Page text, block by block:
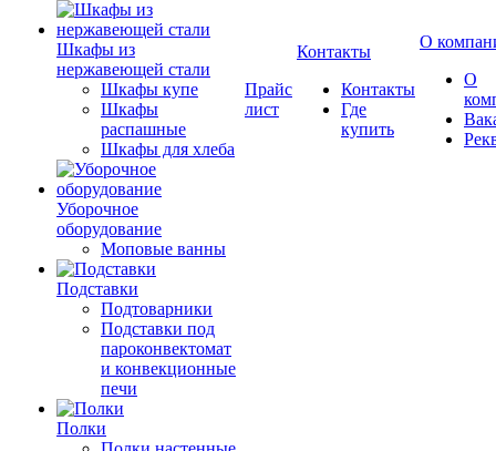
Шкафы из
нержавеющей стали
Шкафы купе
Шкафы
распашные
Шкафы для хлеба
Уборочное
оборудование
Моповые ванны
Подставки
Подтоварники
Подставки под
пароконвектомат
и конвекционные
печи
Полки
Прайс
лист
Контакты
Контакты
Где
купить
О
О